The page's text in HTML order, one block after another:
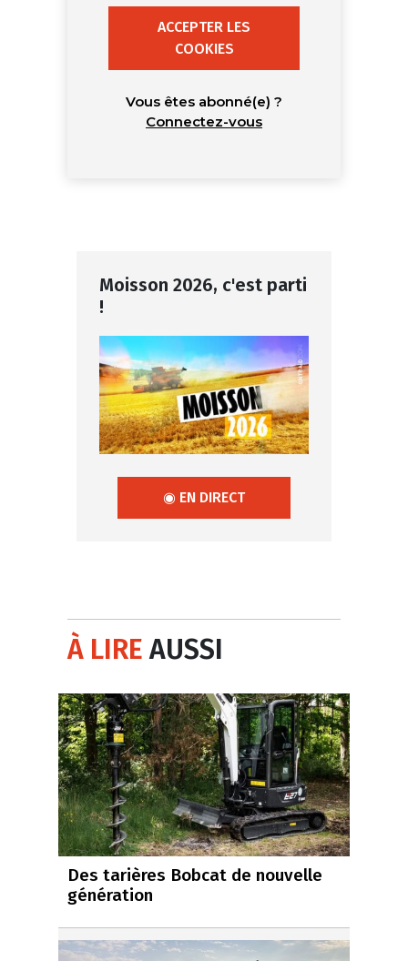
ACCEPTER LES
COOKIES
Vous êtes abonné(e) ?
Connectez-vous
Moisson 2026, c'est parti
!
◉ EN DIRECT
À LIREAUSSI
Des tarières Bobcat de nouvelle
génération